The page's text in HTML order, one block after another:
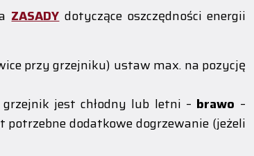
ZASADYdotyczące oszczędności energii
przy grzejniku) ustaw max. na pozycję
jest chłodny lub letni – brawo –
potrzebne dodatkowe dogrzewanie (jeżeli